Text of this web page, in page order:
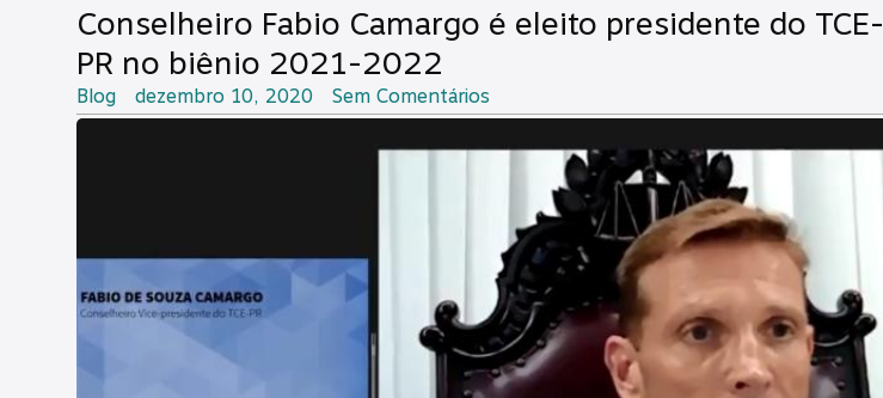
Conselheiro Fabio Camargo é eleito presidente do TCE-
PR no biênio 2021-2022
Blog dezembro 10, 2020 Sem Comentários